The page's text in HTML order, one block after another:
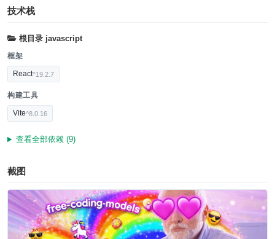
技术栈
根目录 javascript
框架
React^19.2.7
构建工具
Vite^8.0.16
查看全部依赖 (9)
截图